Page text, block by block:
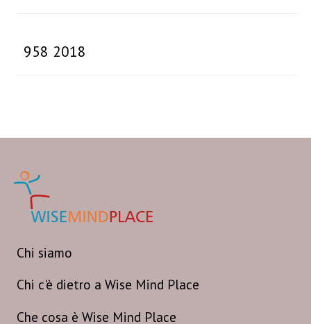
958 2018
Chi siamo
Chi c'è dietro a Wise Mind Place
Che cosa è Wise Mind Place